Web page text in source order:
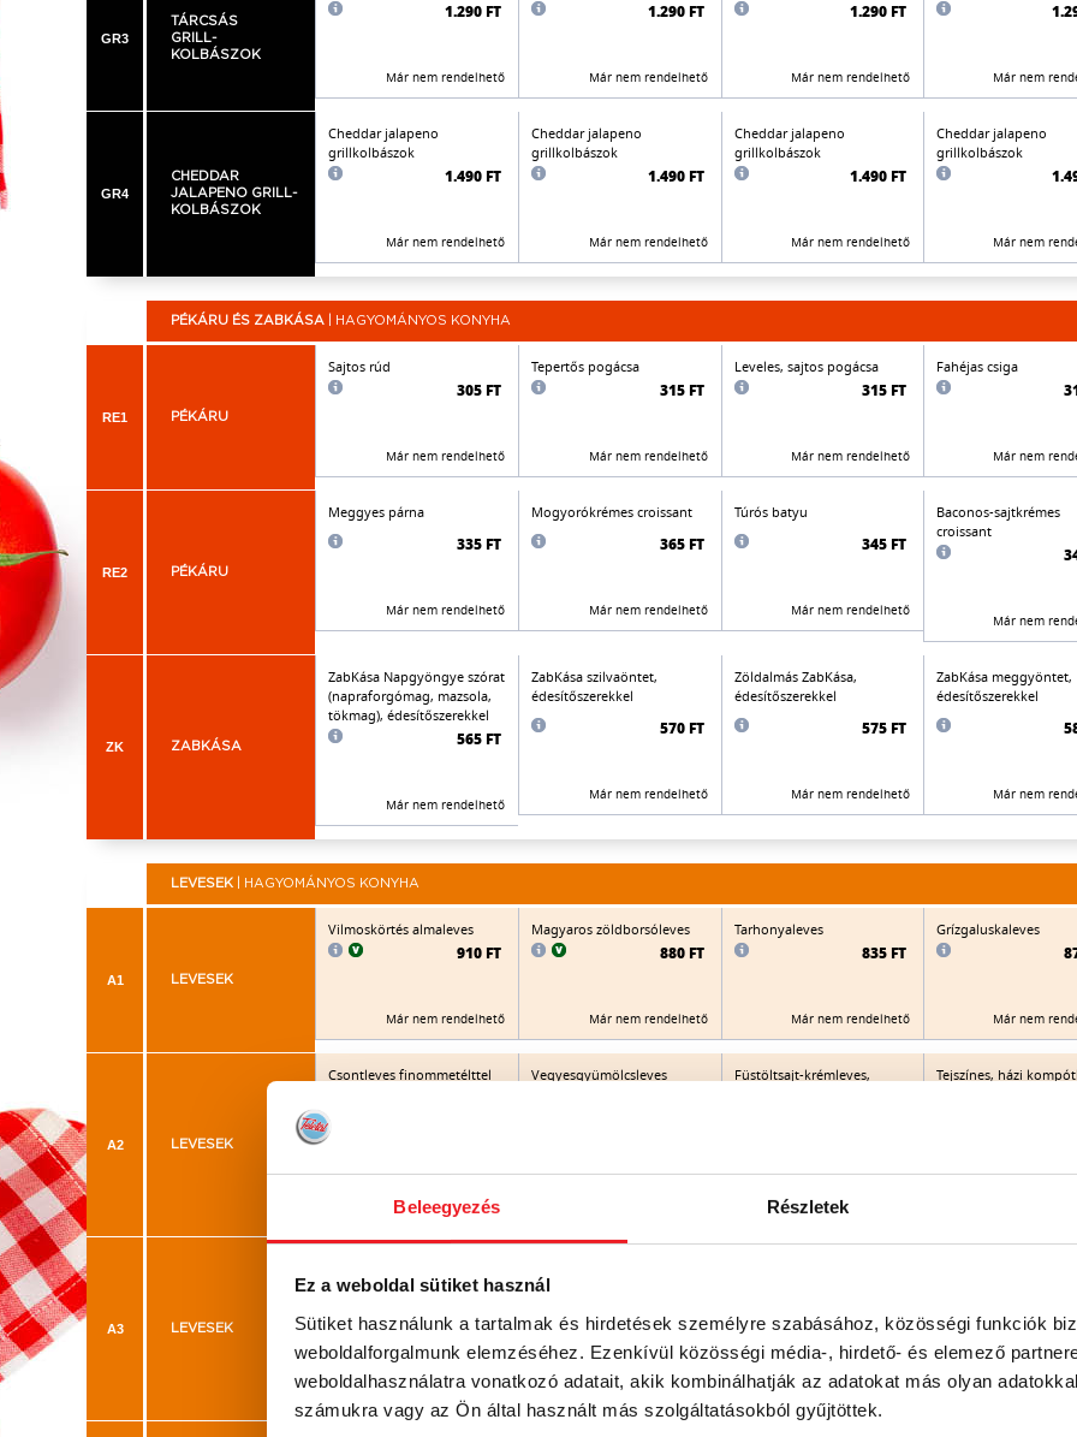
Beleegyezés Részletek
Ez a weboldal sütiket használ
Sütiket használunk a tartalmak és hirdetések személyre szabásához, közösségi funkciók
weboldalforgalmunk elemzéséhez. Ezenkívül közösségi média-, hirdető- és elemező
weboldalhasználatra vonatkozó adatait, akik kombinálhatják az adatokat más olyan
számukra vagy az Ön által használt más szolgáltatásokból gyűjtöttek.
GR3
TÁRCSÁS
GRILL-
KOLBÁSZOK
1.290 FT
Már nem rendelhető
1.290 FT
Már nem rendelhető
1.290 FT
Már nem rendelhető Már nem
GR4
CHEDDAR
JALAPENO GRILL-
KOLBÁSZOK
Cheddar jalapeno
grillkolbászok
1.490 FT
Már nem rendelhető
Cheddar jalapeno
grillkolbászok
1.490 FT
Már nem rendelhető
Cheddar jalapeno
grillkolbászok
1.490 FT
Már nem rendelhető
Cheddar jalapeno
grillkolbászok
Már nem
PÉKÁRU ÉS ZABKÁSA | HAGYOMÁNYOS KONYHA
RE1 PÉKÁRU
Sajtos rúd
305 FT
Már nem rendelhető
Tepertős pogácsa
315 FT
Már nem rendelhető
Leveles, sajtos pogácsa
315 FT
Már nem rendelhető
Fahéjas csiga
Már nem
RE2 PÉKÁRU
Meggyes párna
335 FT
Már nem rendelhető
Mogyorókrémes croissant
365 FT
Már nem rendelhető
Túrós batyu
345 FT
Már nem rendelhető
Baconos-sajtkrémes
croissant
Már nem
ZK ZABKÁSA
ZabKása Napgyöngye szórat
(napraforgómag, mazsola,
tökmag), édesítőszerekkel
565 FT
Már nem rendelhető
ZabKása szilvaöntet,
édesítőszerekkel
570 FT
Már nem rendelhető
Zöldalmás ZabKása,
édesítőszerekkel
575 FT
Már nem rendelhető
ZabKása meggyöntet,
édesítőszerekkel
Már nem
LEVESEK | HAGYOMÁNYOS KONYHA
A1 LEVESEK
Vilmoskörtés almaleves
910 FT
Már nem rendelhető
Magyaros zöldborsóleves
880 FT
Már nem rendelhető
Tarhonyaleves
835 FT
Már nem rendelhető
Grízgaluskaleves
Már nem
A2 LEVESEK
Csontleves finommetélttel Vegyesgyümölcsleves
Füstöltsajt-krémleves,
Tejszínes, házi
A3 LEVESEK
Már nem rendelhető
leves (zöldségleves
burgonyagombóccal)
880 FT
Már nem rendelhető
Már nem rendelhető Már nem